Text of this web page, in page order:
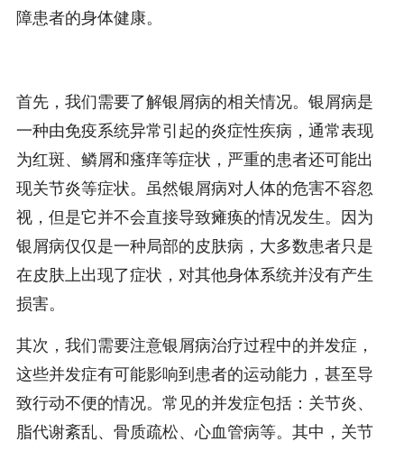
障患者的身体健康。
首先，我们需要了解银屑病的相关情况。银屑病是
一种由免疫系统异常引起的炎症性疾病，通常表现
为红斑、鳞屑和瘙痒等症状，严重的患者还可能出
现关节炎等症状。虽然银屑病对人体的危害不容忽
视，但是它并不会直接导致瘫痪的情况发生。因为
银屑病仅仅是一种局部的皮肤病，大多数患者只是
在皮肤上出现了症状，对其他身体系统并没有产生
损害。
其次，我们需要注意银屑病治疗过程中的并发症，
这些并发症有可能影响到患者的运动能力，甚至导
致行动不便的情况。常见的并发症包括：关节炎、
脂代谢紊乱、骨质疏松、心血管病等。其中，关节